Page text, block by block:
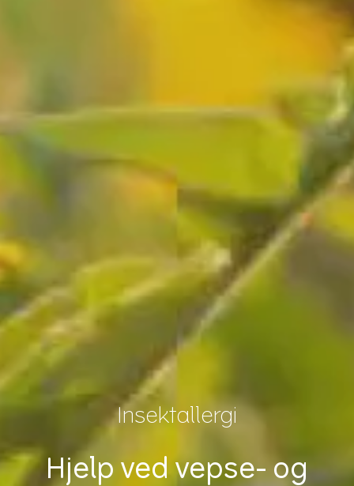
Insektallergi
Hjelp ved vepse- og